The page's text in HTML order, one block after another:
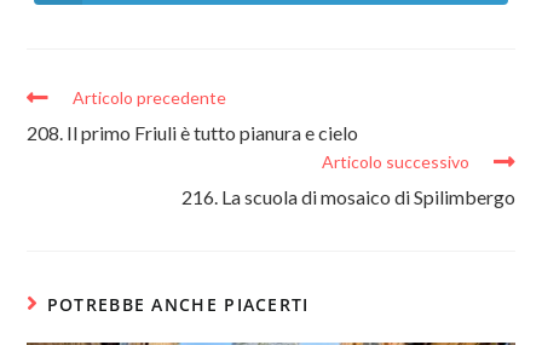
Articolo precedente
208. Il primo Friuli è tutto pianura e cielo
Articolo successivo
216. La scuola di mosaico di Spilimbergo
POTREBBE ANCHE PIACERTI